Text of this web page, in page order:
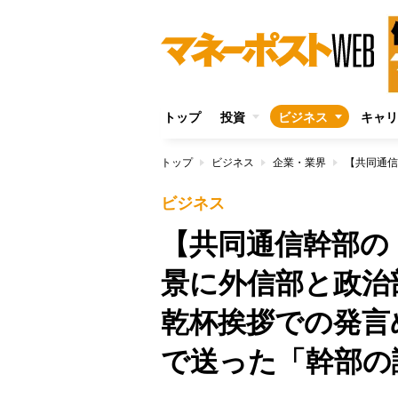
トップ 投資 ビジネス キャ
トップ ビジネス 企業・業界
ビジネス
【共同通信幹部
景に外信部と政
乾杯挨拶での発
で送った「幹部